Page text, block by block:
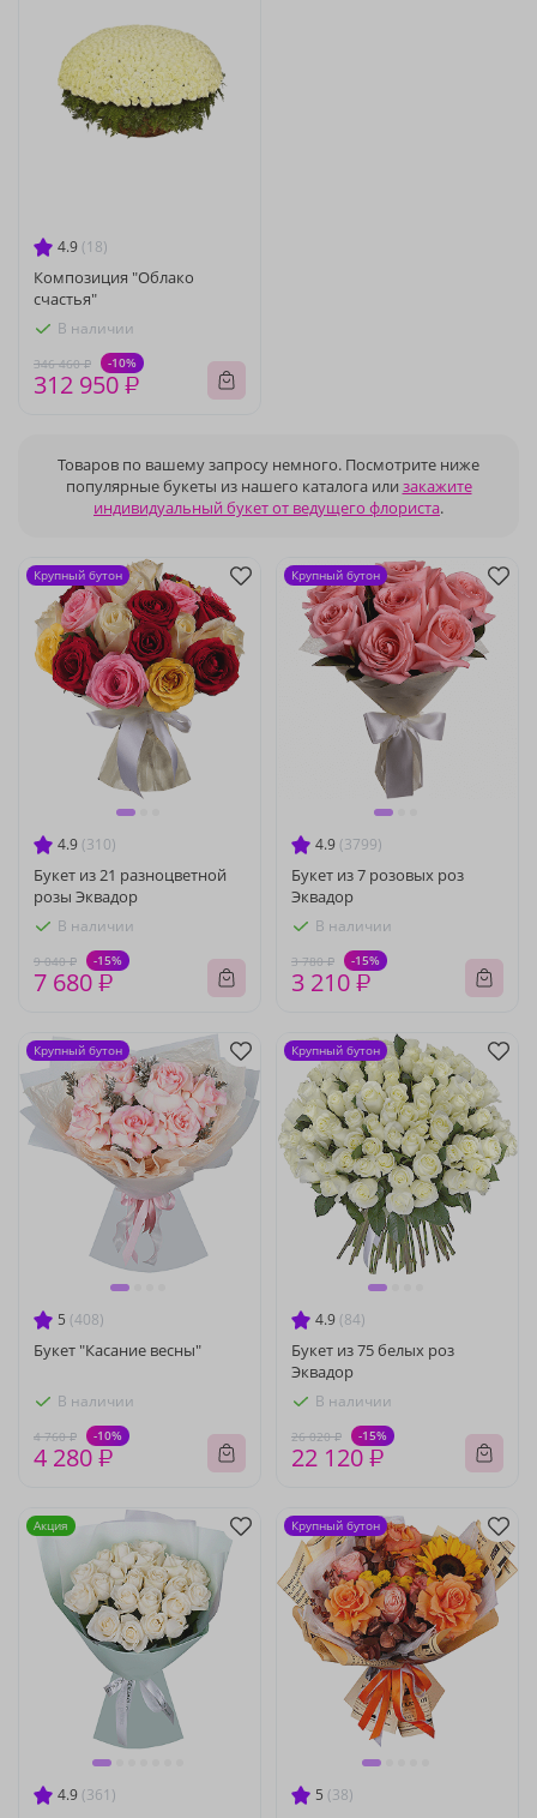
4.9 (18)
Композиция "Облако
счастья"
В наличии
346 460 ₽ -10%
312 950 ₽
Товаров по вашему запросу немного. Посмотрите ниже
популярные букеты из нашего каталога или закажите
индивидуальный букет от ведущего флориста.
4.9 (310)
Букет из 21 разноцветной
розы Эквадор
В наличии
9 040 ₽ -15%
7 680 ₽
Крупный бутон
4.9 (3799)
Букет из 7 розовых роз
Эквадор
В наличии
3 780 ₽ -15%
3 210 ₽
Крупный бутон
5 (408)
Букет "Касание весны"
В наличии
4 760 ₽ -10%
4 280 ₽
Крупный бутон
4.9 (84)
Букет из 75 белых роз
Эквадор
В наличии
26 020 ₽ -15%
22 120 ₽
Крупный бутон
4.9 (361)
Акция
5 (38)
Крупный бутон